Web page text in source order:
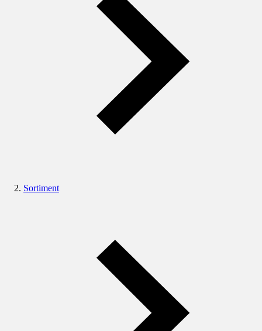
Sortiment